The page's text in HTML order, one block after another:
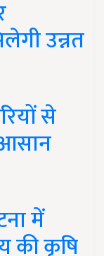
उन्नत
से
में
की कृषि